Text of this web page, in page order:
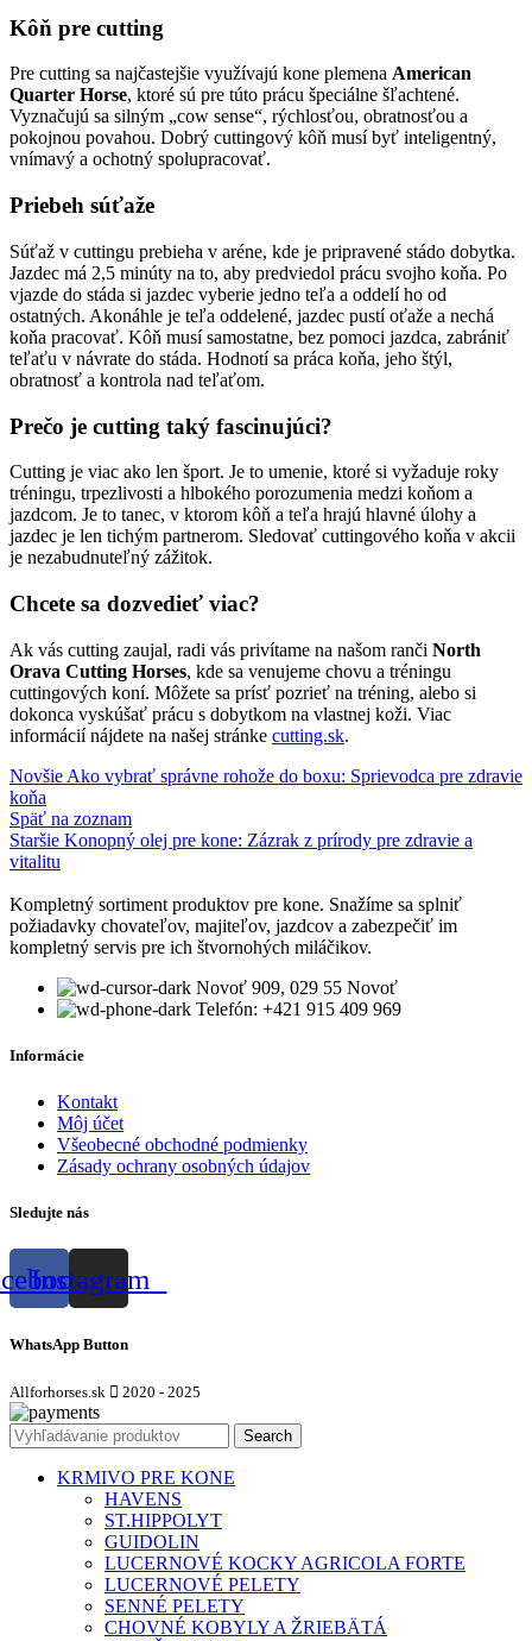
Kôň pre cutting
Pre cutting sa najčastejšie využívajú kone plemena American
Quarter Horse, ktoré sú pre túto prácu špeciálne šľachtené.
Vyznačujú sa silným „cow sense“, rýchlosťou, obratnosťou a
pokojnou povahou. Dobrý cuttingový kôň musí byť inteligentný,
vnímavý a ochotný spolupracovať.
Priebeh súťaže
Súťaž v cuttingu prebieha v aréne, kde je pripravené stádo dobytka.
Jazdec má 2,5 minúty na to, aby predviedol prácu svojho koňa. Po
vjazde do stáda si jazdec vyberie jedno teľa a oddelí ho od
ostatných. Akonáhle je teľa oddelené, jazdec pustí oťaže a nechá
koňa pracovať. Kôň musí samostatne, bez pomoci jazdca, zabrániť
teľaťu v návrate do stáda. Hodnotí sa práca koňa, jeho štýl,
obratnosť a kontrola nad teľaťom.
Prečo je cutting taký fascinujúci?
Cutting je viac ako len šport. Je to umenie, ktoré si vyžaduje roky
tréningu, trpezlivosti a hlbokého porozumenia medzi koňom a
jazdcom. Je to tanec, v ktorom kôň a teľa hrajú hlavné úlohy a
jazdec je len tichým partnerom. Sledovať cuttingového koňa v akcii
je nezabudnuteľný zážitok.
Chcete sa dozvedieť viac?
Ak vás cutting zaujal, radi vás privítame na našom ranči North
Orava Cutting Horses, kde sa venujeme chovu a tréningu
cuttingových koní. Môžete sa prísť pozrieť na tréning, alebo si
dokonca vyskúšať prácu s dobytkom na vlastnej koži. Viac
informácií nájdete na našej stránke cutting.sk.
Novšie Ako vybrať správne rohože do boxu: Sprievodca pre zdravie
koňa
Späť na zoznam
Staršie Konopný olej pre kone: Zázrak z prírody pre zdravie a
vitalitu
Kompletný sortiment produktov pre kone. Snažíme sa splniť
požiadavky chovateľov, majiteľov, jazdcov a zabezpečiť im
kompletný servis pre ich štvornohých miláčikov.
Novoť 909, 029 55 Novoť
Telefón: +421 915 409 969
Informácie
Kontakt
Môj účet
Všeobecné obchodné podmienky
Zásady ochrany osobných údajov
Sledujte nás
Instagram
WhatsApp Button
Allforhorses.sk 2020 - 2025
Search
KRMIVO PRE KONE
HAVENS
ST.HIPPOLYT
GUIDOLIN
LUCERNOVÉ KOCKY AGRICOLA FORTE
LUCERNOVÉ PELETY
SENNÉ PELETY
CHOVNÉ KOBYLY A ŽRIEBÄTÁ